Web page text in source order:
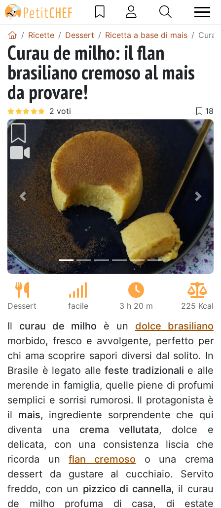
Ricette Dessert Ricetta a base di mais
Curau de milho: il flan
brasiliano cremoso al mais
da provare!
Precedente
Dessert facile 3 h 20 m 225 Kcal
Il curau de milho è un dolce brasiliano
morbido, fresco e avvolgente, perfetto per
chi ama scoprire sapori diversi dal solito. In
Brasile è legato allefeste tradizionali e alle
merende in famiglia, quelle piene di profumi
semplici e sorrisi rumorosi. Il protagonista è
il mais, ingrediente sorprendente che qui
diventa una crema vellutata, dolce e
delicata, con una consistenza liscia che
ricorda unflan cremoso o una crema
dessert da gustare al cucchiaio. Servito
freddo, con un pizzico di cannella, il curau
de milho profuma di casa, di estate